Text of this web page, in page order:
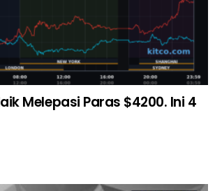
Melepasi Paras $4200. Ini 4